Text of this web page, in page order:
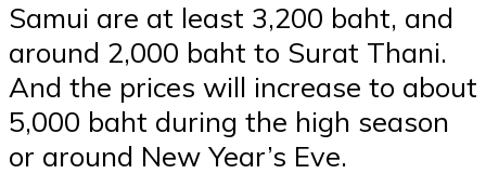
Samui are at least 3,200 baht, and
around 2,000 baht to Surat Thani.
And the prices will increase to about
5,000 baht during the high season
or around New Year’s Eve.